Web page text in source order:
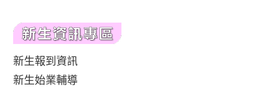
新生報到資訊
新生始業輔導